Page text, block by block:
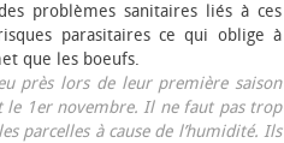
problèmes sanitaires liés à ces
parasitaires ce qui oblige à
que les bœufs.
près lors de leur première saison
le 1er novembre. Il ne faut pas trop
parcelles à cause de l’humidité. Ils